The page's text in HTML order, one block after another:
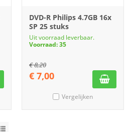
DVD-R Philips 4.7GB 16x
SP 25 stuks
Uit voorraad leverbaar.
Voorraad: 35
€8,20
€ 7,00
Vergelijken